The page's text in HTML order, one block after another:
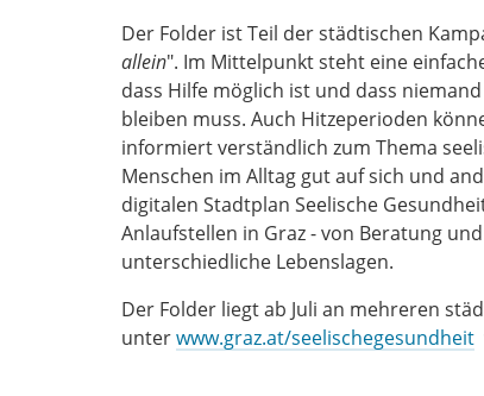
Der Folder ist Teil der städtischen
allein". Im Mittelpunkt steht eine
dass Hilfe möglich ist und dass
bleiben muss. Auch Hitzeperioden
informiert verständlich zum Thema
Menschen im Alltag gut auf sich und
digitalen Stadtplan Seelische
Anlaufstellen in Graz - von Beratung
unterschiedliche Lebenslagen.
Der Folder liegt ab Juli an mehreren
unterwww.graz.at/seelischegesundheit